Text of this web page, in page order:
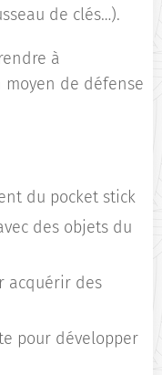
de clés…).
à
de défense
du pocket stick
des objets du
acquérir des
pour développer